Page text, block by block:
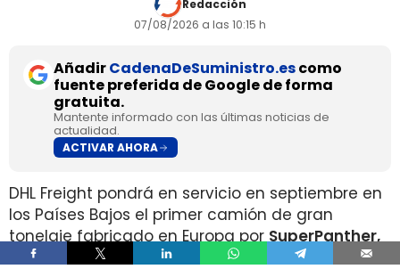
Redacción
07/08/2026 a las 10:15 h
AñadirCadenaDeSuministro.escomo
fuente preferida de Google de forma
gratuita.
Mantente informado con las últimas noticias de
actualidad.
ACTIVAR AHORA
DHL Freight pondrá en servicio en septiembre en
los Países Bajos el primer camión de gran
tonelaje fabricado en Europa porSuperPanther,
después de trasladar la unidad desde Austria